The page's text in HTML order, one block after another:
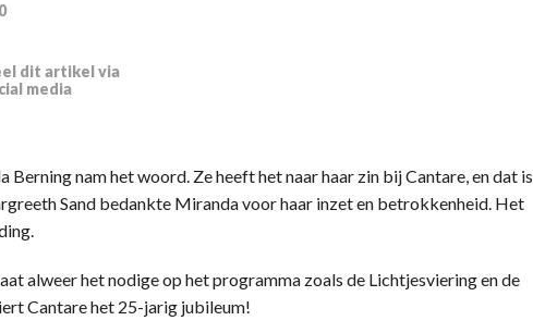
dit artikel via
media
Berning nam het woord. Ze heeft het naar haar zin bij Cantare, en dat is
Sand bedankte Miranda voor haar inzet en betrokkenheid. Het
alweer het nodige op het programma zoals de Lichtjesviering en de
Cantare het 25-jarig jubileum!